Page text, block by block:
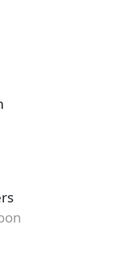
je gratis
op de kosten!